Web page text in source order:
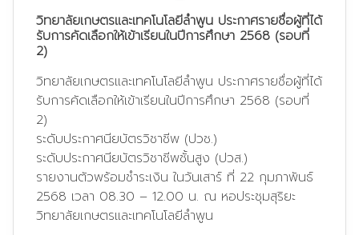
วิทยาลัยเกษตรและเทคโนโลยีลำพูน ประกาศรายชื่อผู้ที่ได้
รับการคัดเลือกให้เข้าเรียนในปีการศึกษา 2568 (รอบที่
2)
วิทยาลัยเกษตรและเทคโนโลยีลำพูน ประกาศรายชื่อผู้ที่ได้
รับการคัดเลือกให้เข้าเรียนในปีการศึกษา 2568 (รอบที่
2)
ระดับประกาศนียบัตรวิชาชีพ (ปวช.)
ระดับประกาศนียบัตรวิชาชีพชั้นสูง (ปวส.)
รายงานตัวพร้อมชำระเงิน ในวันเสาร์ ที่ 22 กุมภาพันธ์
2568 เวลา 08.30 – 12.00 น. ณ หอประชุมสุริยะ
วิทยาลัยเกษตรและเทคโนโลยีลำพูน